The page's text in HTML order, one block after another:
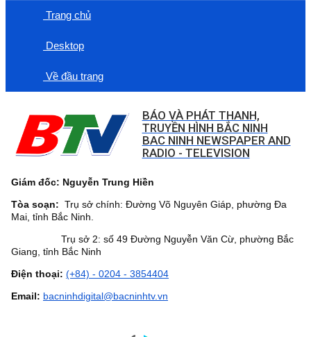
Trang chủ
Desktop
Về đầu trang
BÁO VÀ PHÁT THANH,
TRUYỀN HÌNH BẮC NINH
BAC NINH NEWSPAPER AND
RADIO - TELEVISION
Giám đốc: Nguyễn Trung Hiền
Tòa soạn: Trụ sở chính: Đường Võ Nguyên Giáp, phường Đa
Mai, tỉnh Bắc Ninh.
Trụ sở 2: số 49 Đường Nguyễn Văn Cừ, phường Bắc
Giang, tỉnh Bắc Ninh
Điện thoại: (+84) - 0204 - 3854404
Email: bacninhdigital@bacninhtv.vn